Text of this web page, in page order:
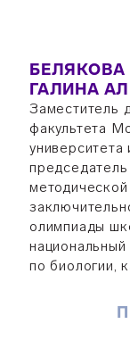
БЕЛЯКОВА
ГАЛИНА
Заместитель
факультета
олимпиады
по биологии,